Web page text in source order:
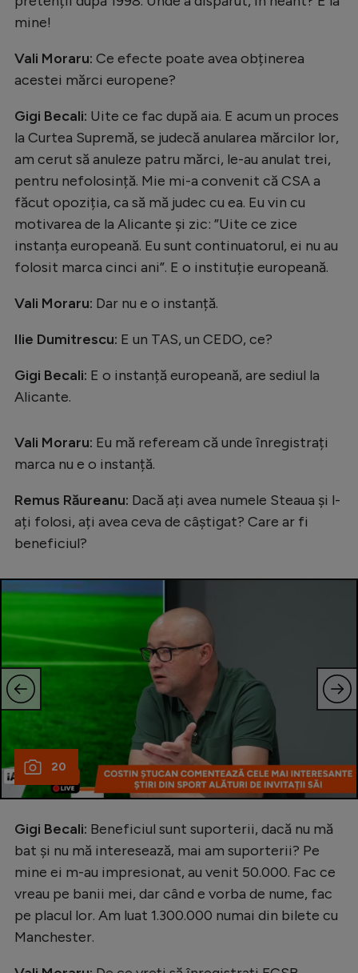
mine!
Vali Moraru: Ce efecte poate avea obținerea
acestei mărci europene?
Gigi Becali: Uite ce fac după aia. E acum un proces
la Curtea Supremă, se judecă anularea mărcilor lor,
am cerut să anuleze patru mărci, le-au anulat trei,
pentru nefolosință. Mie mi-a convenit că CSA a
făcut opoziția, ca să mă judec cu ea. Eu vin cu
motivarea de la Alicante și zic: ”Uite ce zice
instanța europeană. Eu sunt continuatorul, ei nu au
folosit marca cinci ani”. E o instituție europeană.
Vali Moraru: Dar nu e o instanță.
Ilie Dumitrescu: E un TAS, un CEDO, ce?
Gigi Becali: E o instanță europeană, are sediul la
Alicante.
Vali Moraru: Eu mă refeream că unde înregistrați
marca nu e o instanță.
Remus Răureanu: Dacă ați avea numele Steaua și l-
ați folosi, ați avea ceva de câștigat? Care ar fi
beneficiul?
20
Gigi Becali: Beneficiul sunt suporterii, dacă nu mă
bat și nu mă interesează, mai am suporterii? Pe
mine ei m-au impresionat, au venit 50.000. Fac ce
vreau pe banii mei, dar când e vorba de nume, fac
pe placul lor. Am luat 1.300.000 numai din bilete cu
Manchester.